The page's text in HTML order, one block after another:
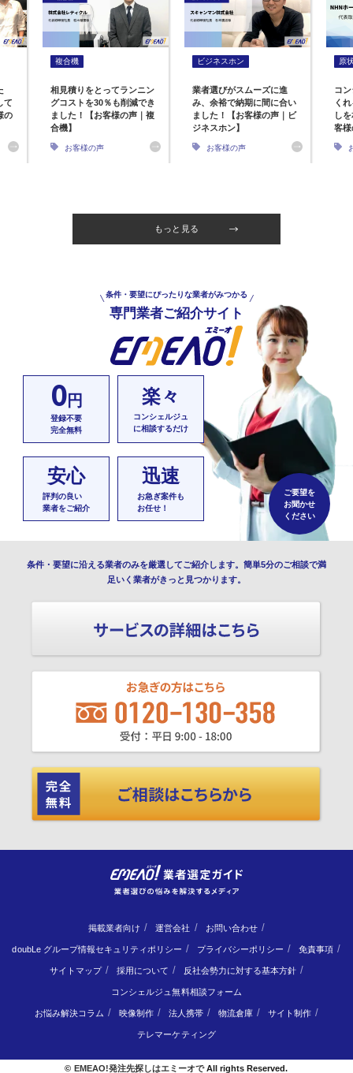
て
の
複合機
相見積りをとってランニン
グコストを30％も削減でき
ました！【お客様の声｜複
合機】
お客様の声
ビジネスホン
業者選びがスムーズに進
み、余裕で納期に間に合い
ました！【お客様の声｜ビ
ジネスホン】
お客様の声
原
コ
く
し
客
もっと見る
条件・要望にぴったりな業者がみつかる
専門業者ご紹介サイト
0円
登録不要
完全無料
楽々
コンシェルジュ
に相談するだけ
安心
評判の良い
業者をご紹介
迅速
お急ぎ案件も
お任せ！
ご要望を
お聞かせ
ください
条件・要望に沿える業者のみを厳選してご紹介します。簡単5分のご相談で満
足いく業者がきっと見つかります。
掲載業者向け 運営会社 お問い合わせ
doubLe グループ情報セキュリティポリシー プライバシーポリシー 免責事項
サイトマップ 採用について 反社会勢力に対する基本方針
コンシェルジュ無料相談フォーム
お悩み解決コラム 映像制作 法人携帯 物流倉庫 サイト制作
テレマーケティング
© EMEAO!発注先探しはエミーオでAll rights Reserved.